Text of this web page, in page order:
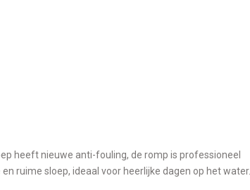
heeft nieuwe anti-fouling, de romp is professioneel
ruime sloep, ideaal voor heerlijke dagen op het water.